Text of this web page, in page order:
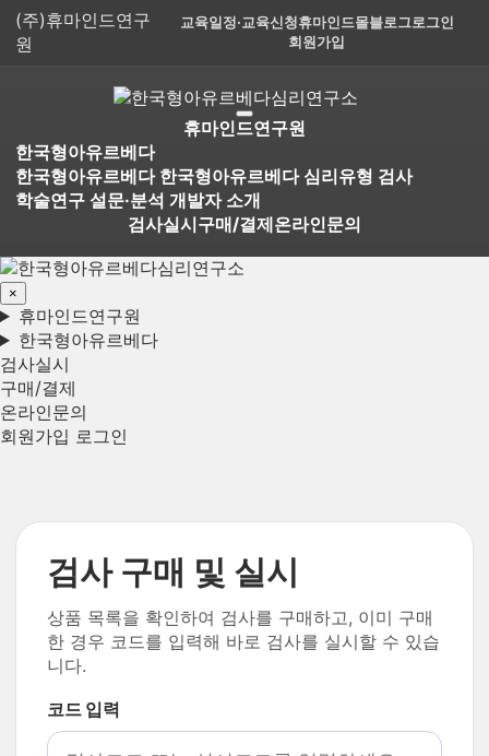
(주)휴마인드연구
원
교육일정·교육신청휴마인드몰블로그로그인
회원가입
휴마인드연구원
한국형아유르베다
한국형아유르베다 한국형아유르베다 심리유형 검사
학술연구 설문·분석 개발자 소개
검사실시구매/결제온라인문의
×
휴마인드연구원
한국형아유르베다
검사실시
구매/결제
온라인문의
회원가입 로그인
검사 구매 및 실시
상품 목록을 확인하여 검사를 구매하고, 이미 구매
한 경우 코드를 입력해 바로 검사를 실시할 수 있습
니다.
코드 입력